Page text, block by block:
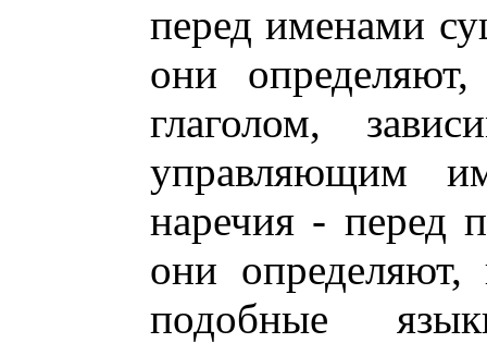
перед именами
они
глаголом,
управляющим
наречия - перед
они определяют,
подобные